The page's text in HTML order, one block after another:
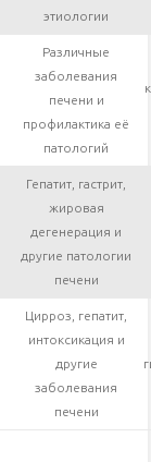
этиологии
Различные
заболевания
печени и
профилактика её
патологий
Гепатит, гастрит,
жировая
дегенерация и
другие патологии
печени
Цирроз, гепатит,
интоксикация и
другие
заболевания
печени